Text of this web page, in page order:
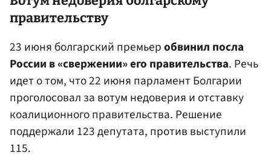
правительству
23 июня болгарский премьеробвинил посла
России в «свержении» его правительства. Речь
идет о том, что 22 июня парламент Болгарии
проголосовал за вотум недоверия и отставку
коалиционного правительства. Решение
поддержали 123 депутата, против выступили
115.